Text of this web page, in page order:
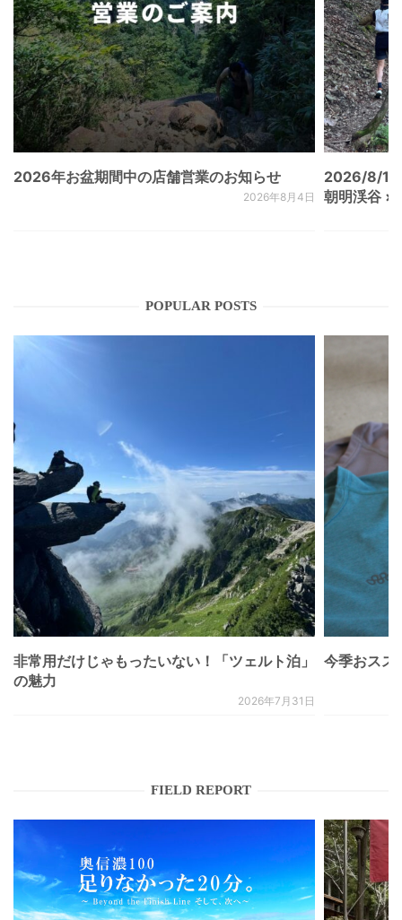
2026年お盆期間中の店舗営業のお知らせ
2026年8月4日
2026/8/
朝明渓谷 ×
POPULAR POSTS
非常用だけじゃもったいない！「ツェルト泊」
の魅力
2026年7月31日
今季おスス
FIELD REPORT